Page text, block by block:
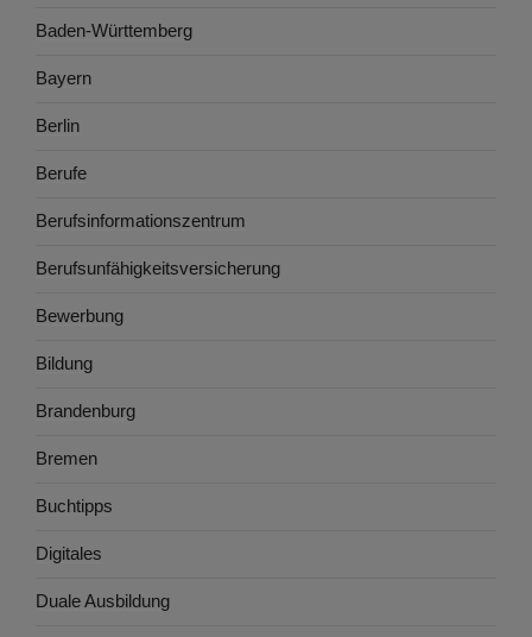
Baden-Württemberg
Bayern
Berlin
Berufe
Berufsinformationszentrum
Berufsunfähigkeitsversicherung
Bewerbung
Bildung
Brandenburg
Bremen
Buchtipps
Digitales
Duale Ausbildung